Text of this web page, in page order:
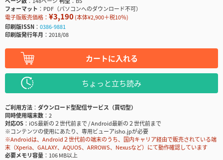
フォーマット
PDF（パソコンへのダウンロード不可）
電子版販売価格： ¥3,190(本体¥2,900＋税10％)
印刷版ISSN
0386-9881
印刷版発行年月
2018/08
カートに入れる
ちょっと立ち読み
ご利用方法
ダウンロード型配信サービス（買切型）
同時使用端末数
2
対応OS
iOS最新の２世代前まで / Android最新の２世代前まで
※コンテンツの使用にあたり、専用ビューアisho.jpが必要
※Androidは、Android２世代前の端末のうち、国内キャリア経由で販売されている端
末（Xperia、GALAXY、AQUOS、ARROWS、Nexusなど）にて動作確認しています
必要メモリ容量
106 MB以上